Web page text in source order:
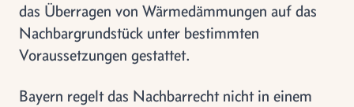
das Überragen von Wärmedämmungen auf das
Nachbargrundstück unter bestimmten
Voraussetzungen gestattet.
Bayern regelt das Nachbarrecht nicht in einem